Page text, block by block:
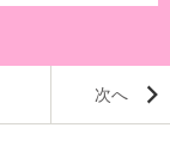
次へ